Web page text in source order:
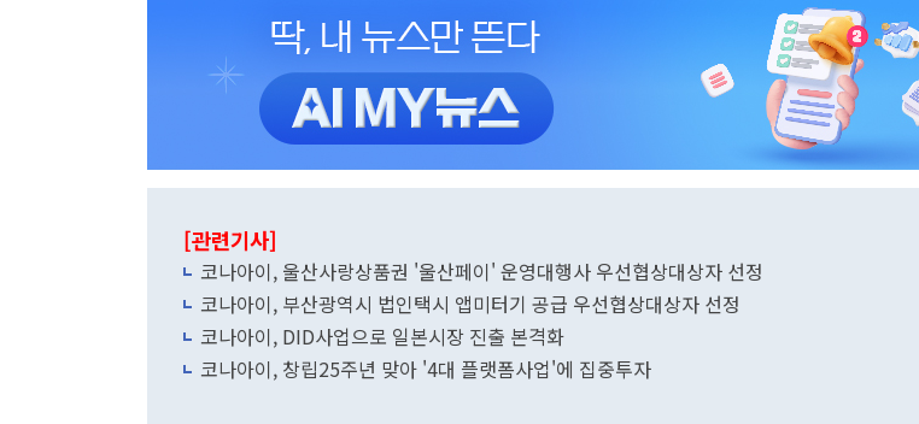
[관련기사]
코나아이, 울산사랑상품권 '울산페이' 운영대행사 우선협상대상자 선정
코나아이, 부산광역시 법인택시 앱미터기 공급 우선협상대상자 선정
코나아이, DID사업으로 일본시장 진출 본격화
코나아이, 창립25주년 맞아 '4대 플랫폼사업'에 집중투자